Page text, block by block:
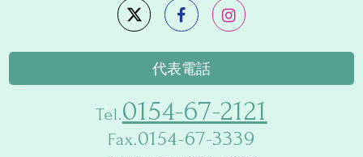
代表電話
Tel.0154-67-2121
Fax.0154-67-3339